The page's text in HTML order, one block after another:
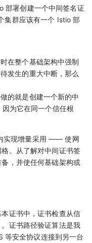
部署创建一个中间签名证
集群应该有一个 Istio 部
在整个基础架构中强制
发生的重大中断，那么
的就是创建一个新的中
为它在同一个信任根
实现增量采用 —— 使网
。从了解对中间证书签
，并使任何基础架构或
证书中，证书检查从信
证书路径验证算法是我
等安全协议连接到另一台